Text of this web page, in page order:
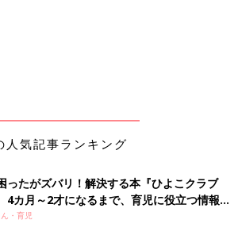
人気記事ランキング
ったがズバリ！解決する本『ひよこクラブ
カ月～2才になるまで、育児に役立つ情報が
！
・育児